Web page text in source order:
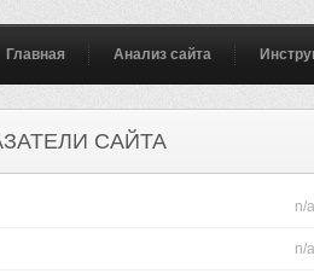
Главная Анализ сайта
САЙТА
n/a
n/a